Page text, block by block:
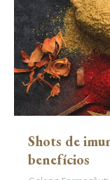
Shots de
benefícios